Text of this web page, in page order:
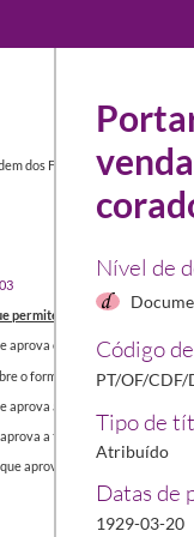
dos Farmacêuticos 1449-04-
permite o fabrico e a venda
aprova os estatutos da
o formulário de
aprova as instruções à
a tabela dos honorários
aprova o Regulamento do
Nível de
Código
PT/OF/
Tipo de
Atribuído
Datas de
1929-03-20